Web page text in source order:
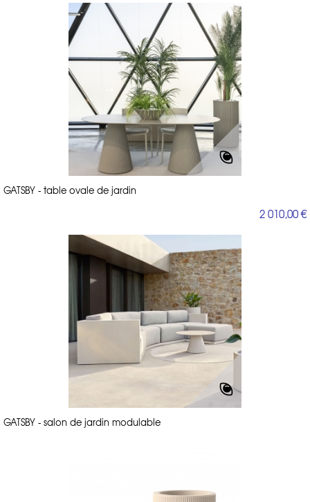
GATSBY - table ovale de jardin
2 010,00 €
GATSBY - salon de jardin modulable